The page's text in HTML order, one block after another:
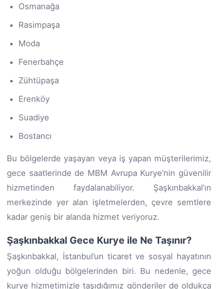
Osmanağa
Rasimpaşa
Moda
Fenerbahçe
Zühtüpaşa
Erenköy
Suadiye
Bostancı
Bu bölgelerde yaşayan veya iş yapan müşterilerimiz,
gece saatlerinde de MBM Avrupa Kurye’nin güvenilir
hizmetinden faydalanabiliyor. Şaşkınbakkal’ın
merkezinde yer alan işletmelerden, çevre semtlere
kadar geniş bir alanda hizmet veriyoruz.
Şaşkınbakkal Gece Kurye ile Ne Taşınır?
Şaşkınbakkal, İstanbul’un ticaret ve sosyal hayatının
yoğun olduğu bölgelerinden biri. Bu nedenle, gece
kurye hizmetimizle taşıdığımız gönderiler de oldukça